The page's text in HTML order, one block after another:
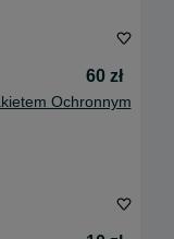
60 zł
Ochronnym